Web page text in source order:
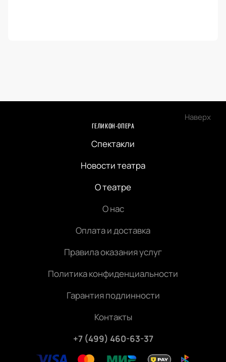
Наверх
ГЕЛИКОН-ОПЕРА
Спектакли
Новости театра
О театре
О нас
Оплата и доставка
Правила оказания услуг
Политика конфиденциальности
Гарантия подлинности
Контакты
+7 (499) 460-63-37